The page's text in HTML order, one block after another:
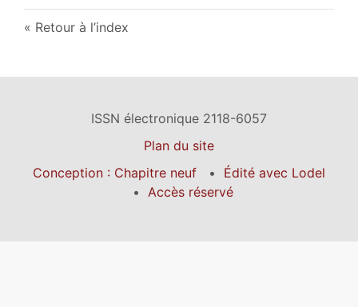
Retour à l’index
ISSN électronique 2118-6057
Plan du site
Conception : Chapitre neuf
Édité avec Lodel
Accès réservé